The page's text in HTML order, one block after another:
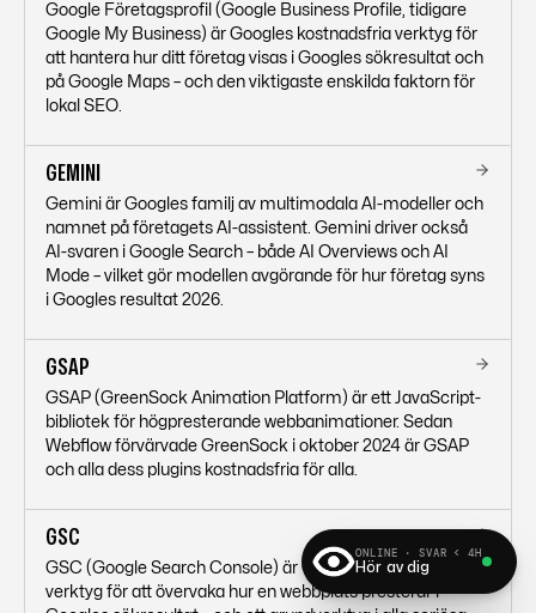
Google Företagsprofil (Google Business Profile, tidigare
Google My Business) är Googles kostnadsfria verktyg för
att hantera hur ditt företag visas i Googles sökresultat och
på Google Maps – och den viktigaste enskilda faktorn för
lokal SEO.
GEMINI
Gemini är Googles familj av multimodala AI-modeller och
namnet på företagets AI-assistent. Gemini driver också
AI-svaren i Google Search – både AI Overviews och AI
Mode – vilket gör modellen avgörande för hur företag syns
i Googles resultat 2026.
GSAP
GSAP (GreenSock Animation Platform) är ett JavaScript-
bibliotek för högpresterande webbanimationer. Sedan
Webflow förvärvade GreenSock i oktober 2024 är GSAP
och alla dess plugins kostnadsfria för alla.
GSC
GSC (Google Search Console) är Googles kostnadsfria
verktyg för att övervaka hur en webbplats presterar i
ONLINE · SVAR < 4H
Hör av dig